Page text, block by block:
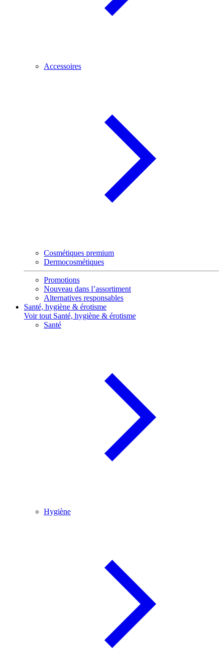
Accessoires
Cosmétiques premium
Dermocosmétiques
Promotions
Nouveau dans l’assortiment
Alternatives responsables
Santé, hygiène & érotisme
Voir tout Santé, hygiène & érotisme
Santé
Hygiène